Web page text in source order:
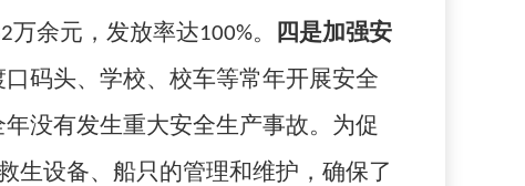
万余元，发放率达100%。
四是加强安
码头、学校、校车等常年开展安全
没有发生重大安全生产事故。为促
生设备、船只的管理和维护，确保了